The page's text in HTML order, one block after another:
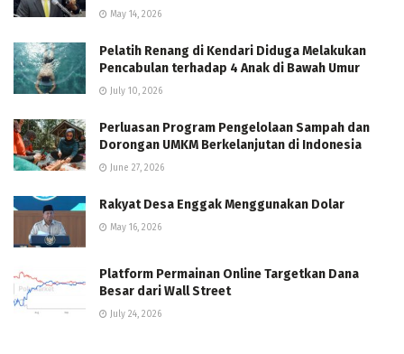
May 14, 2026
Pelatih Renang di Kendari Diduga Melakukan
Pencabulan terhadap 4 Anak di Bawah Umur
July 10, 2026
Perluasan Program Pengelolaan Sampah dan
Dorongan UMKM Berkelanjutan di Indonesia
June 27, 2026
Rakyat Desa Enggak Menggunakan Dolar
May 16, 2026
Platform Permainan Online Targetkan Dana
Besar dari Wall Street
July 24, 2026